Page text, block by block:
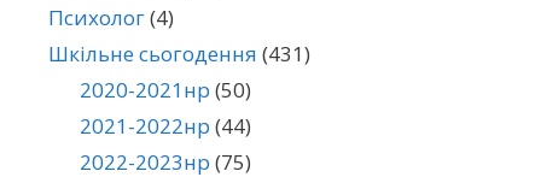
Психолог(4)
Шкільне сьогодення (431)
2020-2021нр (50)
2021-2022нр (44)
2022-2023нр (75)